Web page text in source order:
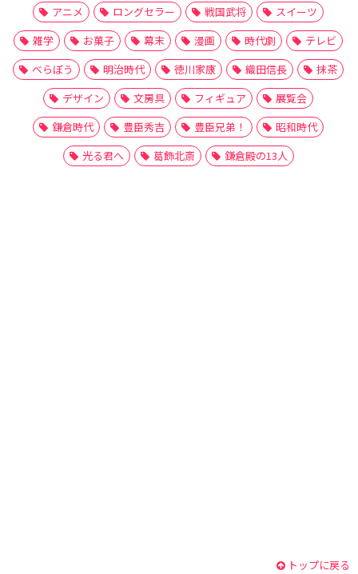
アニメ
ロングセラー 戦国武将
スイーツ
雑学
お菓子 幕末 漫画 時代劇
テレビ
べらぼう
明治時代 徳川家康 織田信長
抹茶
デザイン
文房具 フィギュア
展覧会
鎌倉時代
豊臣秀吉 豊臣兄弟！
昭和時代
光る君へ
葛飾北斎 鎌倉殿の13人
トップに戻る